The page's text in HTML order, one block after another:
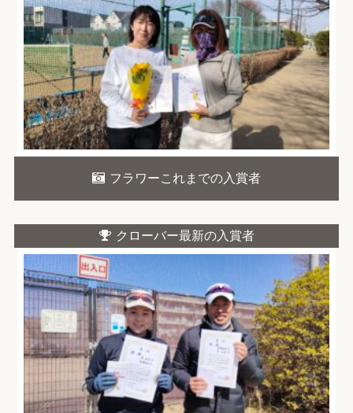
フラワーこれまでの入賞者
クローバー最新の入賞者